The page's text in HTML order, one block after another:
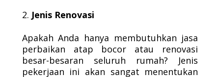
Jenis Renovasi
Apakah Anda hanya membutuhkan jasa
perbaikan atap bocor atau renovasi
besar-besaran seluruh rumah? Jenis
pekerjaan ini akan sangat menentukan